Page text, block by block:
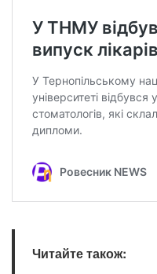
Читайте також: